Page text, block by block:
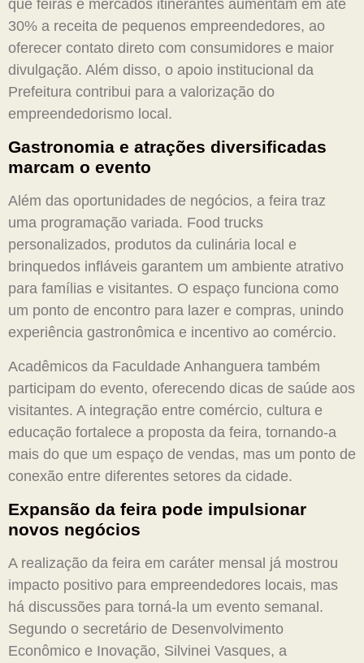
que feiras e mercados itinerantes aumentam em até
30% a receita de pequenos empreendedores, ao
oferecer contato direto com consumidores e maior
divulgação. Além disso, o apoio institucional da
Prefeitura contribui para a valorização do
empreendedorismo local.
Gastronomia e atrações diversificadas
marcam o evento
Além das oportunidades de negócios, a feira traz
uma programação variada. Food trucks
personalizados, produtos da culinária local e
brinquedos infláveis garantem um ambiente atrativo
para famílias e visitantes. O espaço funciona como
um ponto de encontro para lazer e compras, unindo
experiência gastronômica e incentivo ao comércio.
Acadêmicos da Faculdade Anhanguera também
participam do evento, oferecendo dicas de saúde aos
visitantes. A integração entre comércio, cultura e
educação fortalece a proposta da feira, tornando-a
mais do que um espaço de vendas, mas um ponto de
conexão entre diferentes setores da cidade.
Expansão da feira pode impulsionar
novos negócios
A realização da feira em caráter mensal já mostrou
impacto positivo para empreendedores locais, mas
há discussões para torná-la um evento semanal.
Segundo o secretário de Desenvolvimento
Econômico e Inovação, Silvinei Vasques, a